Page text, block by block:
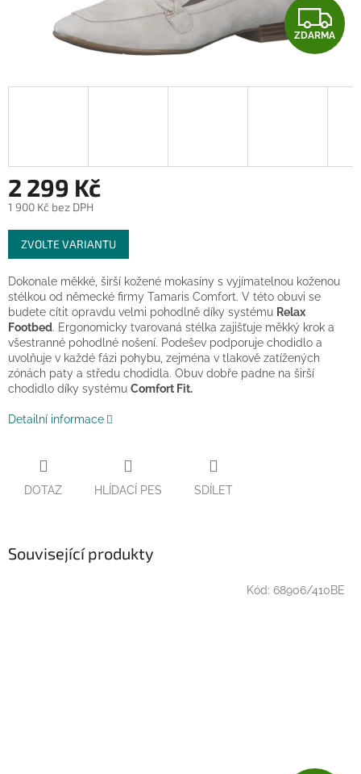
Z
D
A
ZDARMA
2 299 Kč
1 900 Kč bez DPH
Měrná
cena:
ZVOLTE VARIANTU
Dokonale měkké, širší kožené mokasíny s vyjímatelnou koženou
stélkou od německé firmy Tamaris Comfort. V této obuvi se
budete cítit opravdu velmi pohodlně díky systému Relax
Footbed. Ergonomicky tvarovaná stélka zajišťuje měkký krok a
všestranné pohodlné nošení. Podešev podporuje chodidlo a
uvolňuje v každé fázi pohybu, zejména v tlakově zatížených
zónách paty a středu chodidla. Obuv dobře padne na širší
chodidlo díky systému Comfort Fit.
Detailní informace
DOTAZ HLÍDACÍ PES SDÍLET
Související produkty
Kód: 68906/410BE